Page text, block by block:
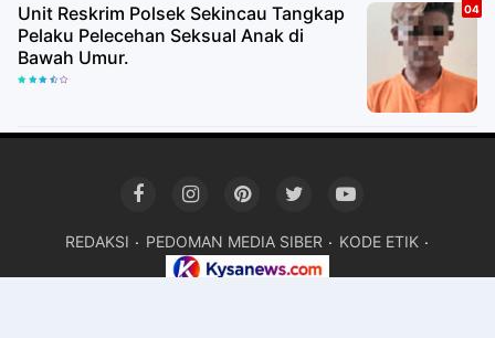
Unit Reskrim Polsek Sekincau Tangkap
Pelaku Pelecehan Seksual Anak di
Bawah Umur.
REDAKSI PEDOMAN MEDIA SIBER KODE ETIK